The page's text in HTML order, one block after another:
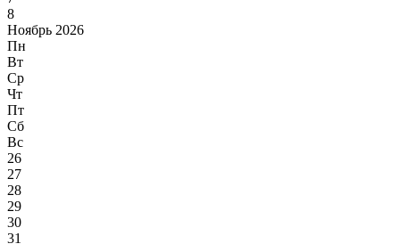
8
Ноябрь 2026
Пн
Вт
Ср
Чт
Пт
Сб
Вс
26
27
28
29
30
31